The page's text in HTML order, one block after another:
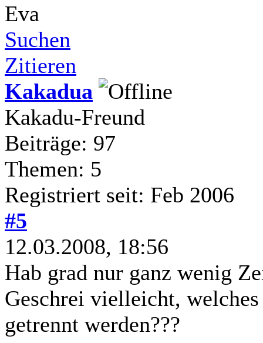
Eva
Suchen
Zitieren
Kakadua
Kakadu-Freund
Beiträge: 97
Themen: 5
Registriert seit: Feb 2006
#5
12.03.2008, 18:56
Hab grad nur ganz wenig
Geschrei vielleicht,
getrennt werden???